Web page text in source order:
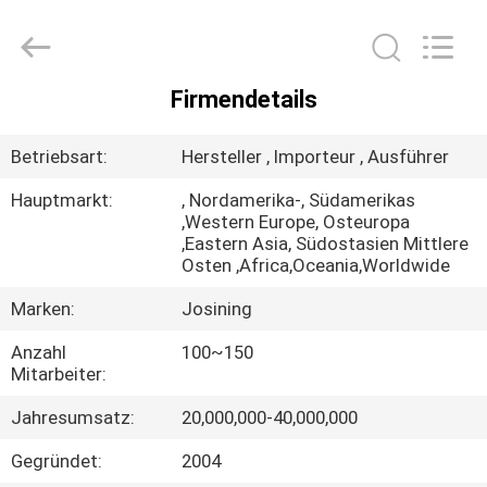
PRODUKTE
WERKSBESICHTIGUNG
QUALITÄTSKONTROLLE
Technology
Co.,Ltd.
Firmendetails
Betriebsart:
Hersteller , Importeur , Ausführer
Hauptmarkt:
, Nordamerika-, Südamerikas
,Western Europe, Osteuropa
,Eastern Asia, Südostasien Mittlere
Osten ,Africa,Oceania,Worldwide
Marken:
Josining
Anzahl
Mitarbeiter:
100~150
Jahresumsatz:
20,000,000-40,000,000
Gegründet:
2004